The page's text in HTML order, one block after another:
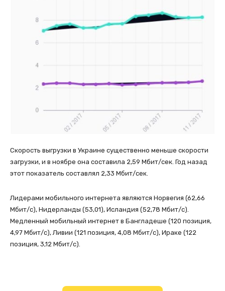
Скорость выгрузки в Украине существенно меньше скорости
загрузки, и в ноябре она составила 2,59 Мбит/сек. Год назад
этот показатель составлял 2,33 Мбит/сек.
Лидерами мобильного интернета являются Норвегия (62,66
Мбит/с), Нидерланды (53,01), Исландия (52,78 Мбит/с).
Медленный мобильный интернет в Бангладеше (120 позиция,
4,97 Мбит/с), Ливии (121 позиция, 4,08 Мбит/с), Ираке (122
позиция, 3,12 Мбит/с).